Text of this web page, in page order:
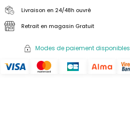
Livraison en 24/48h ouvré
Retrait en magasin Gratuit
Modes de paiement disponibles